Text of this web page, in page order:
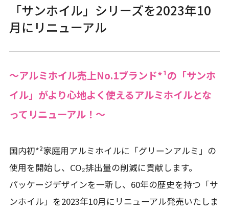
「サンホイル」シリーズを2023年10
月にリニューアル
〜アルミホイル売上No.1ブランド*¹の「サンホ
イル」がより⼼地よく使えるアルミホイルとな
ってリニューアル！〜
国内初*²家庭⽤アルミホイルに「グリーンアルミ」の
使⽤を開始し、CO₂排出量の削減に貢献します。
パッケージデザインを⼀新し、60年の歴史を持つ「サ
ンホイル」を2023年10⽉にリニューアル発売いたしま